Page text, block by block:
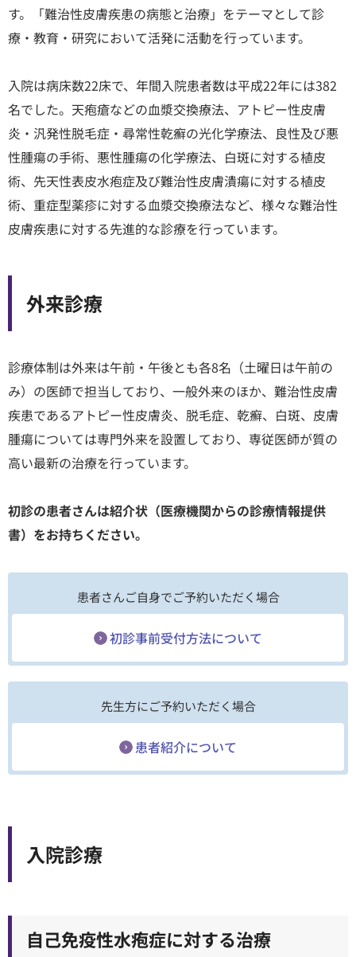
す。「難治性皮膚疾患の病態と治療」をテーマとして診
療・教育・研究において活発に活動を行っています。
入院は病床数22床で、年間入院患者数は平成22年には382
名でした。天疱瘡などの血漿交換療法、アトピー性皮膚
炎・汎発性脱毛症・尋常性乾癬の光化学療法、良性及び悪
性腫瘍の手術、悪性腫瘍の化学療法、白斑に対する植皮
術、先天性表皮水疱症及び難治性皮膚潰瘍に対する植皮
術、重症型薬疹に対する血漿交換療法など、様々な難治性
皮膚疾患に対する先進的な診療を行っています。
外来診療
診療体制は外来は午前・午後とも各8名（土曜日は午前の
み）の医師で担当しており、一般外来のほか、難治性皮膚
疾患であるアトピー性皮膚炎、脱毛症、乾癬、白斑、皮膚
腫瘍については専門外来を設置しており、専従医師が質の
高い最新の治療を行っています。
初診の患者さんは紹介状（医療機関からの診療情報提供
書）をお持ちください。
患者さんご自身でご予約いただく場合
初診事前受付方法について
先生方にご予約いただく場合
患者紹介について
⼊院診療
自己免疫性水疱症に対する治療